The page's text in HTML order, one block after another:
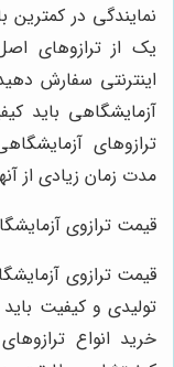
نمایندگی در کمترین
یک از ترازوهای
اینترنتی سفارش
آزمایشگاهی باید
ترازوهای
مدت زمان زیادی از
قیمت ترازوی
قیمت ترازوی
تولیدی و کیفیت
خرید انواع